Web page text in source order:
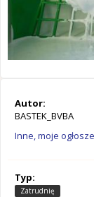
Autor:
BASTEK_BVBA
Inne, moje
Typ:
Zatrudnię